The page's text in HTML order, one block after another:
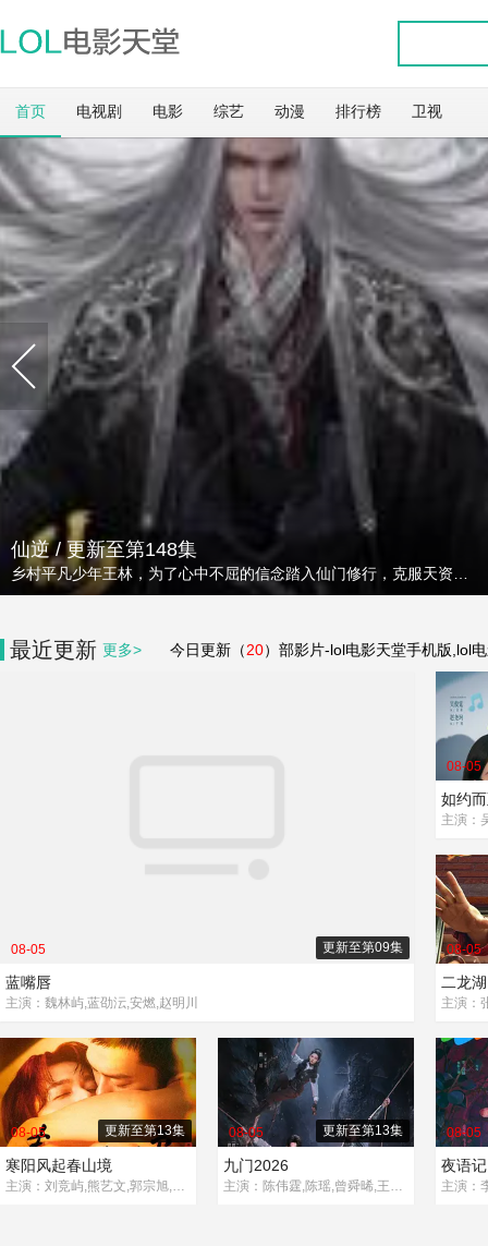
首页 电视剧 电影 综艺 动漫 排行榜 卫视
仙逆 / 更新至第148集
最近更新 更多> 今日更新（20）部影片-lol电影天堂手机版,lol
08-05 更新至第09集
蓝嘴唇
主演：魏林屿,蓝劭沄,安燃,赵明川
08-05
如约
08-05
二龙
08-05 更新至第13集
寒阳风起春山境
主演：刘竞屿,熊艺文,郭宗旭,何家凯
08-05 更新至第13集
九门2026
主演：陈伟霆,陈瑶,曾舜晞,王茂蕾,王奕婷,李乃文,释小龙,应灏铭,季肖冰,胡耘豪,徐正溪,章涛,王祖一,刘畅,杨钧丞,杨昊博,陈鸿锦,吴圣麒,林秋楠,扈帷,雷丰瑞
08-05
夜语记